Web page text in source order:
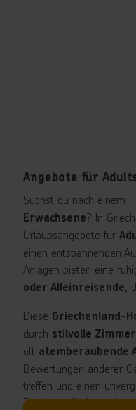
Angebote für
Suchst du nach einem
Erwachsene? In
Urlaubsangebote für
einen entspannenden
Anlagen bieten eine
oder Alleinreisende,
Diese Griechenland-
durch stilvolle Zimmer
oft atemberaubende
Bewertungen anderer
treffen und einen
Entdecke die Auswahl